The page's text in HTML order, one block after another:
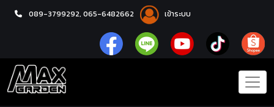
089-3799292, 065-6482662 เข้าระบบ
หน้าแรก